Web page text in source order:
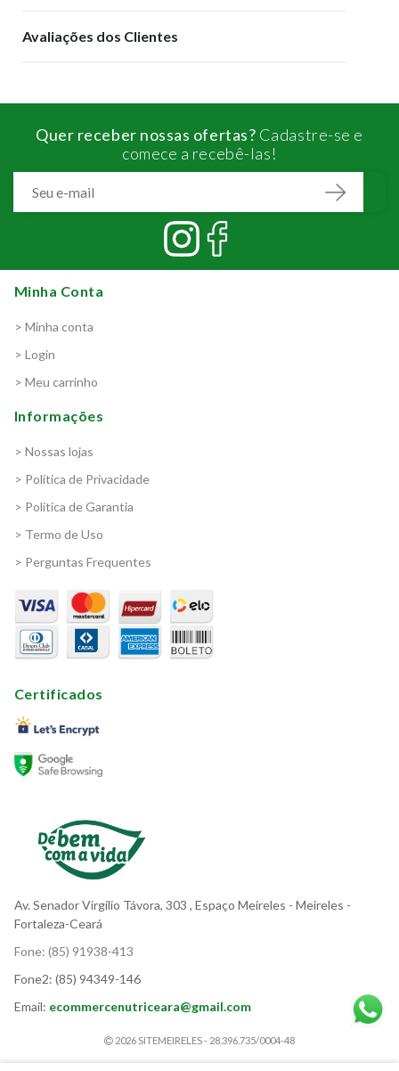
Avaliações dos Clientes
Quer receber nossas ofertas? Cadastre-se e
comece a recebê-las!
Minha Conta
> Minha conta
> Login
> Meu carrinho
Informações
> Nossas lojas
> Política de Privacidade
> Política de Garantia
> Termo de Uso
> Perguntas Frequentes
Certificados
Av. Senador Virgílio Távora, 303 , Espaço Meireles - Meireles -
Fortaleza-Ceará
Fone: (85) 91938-413
Fone2: (85) 94349-146
Email: ecommercenutriceara@gmail.com
2026 SITEMEIRELES - 28.396.735/0004-48